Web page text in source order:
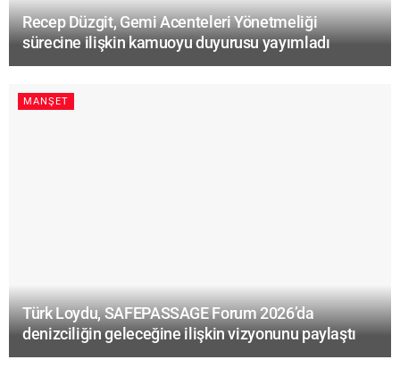
Recep Düzgit, Gemi Acenteleri Yönetmeliği
sürecine ilişkin kamuoyu duyurusu yayımladı
MANŞET
Türk Loydu, SAFEPASSAGE Forum 2026’da
denizciliğin geleceğine ilişkin vizyonunu paylaştı